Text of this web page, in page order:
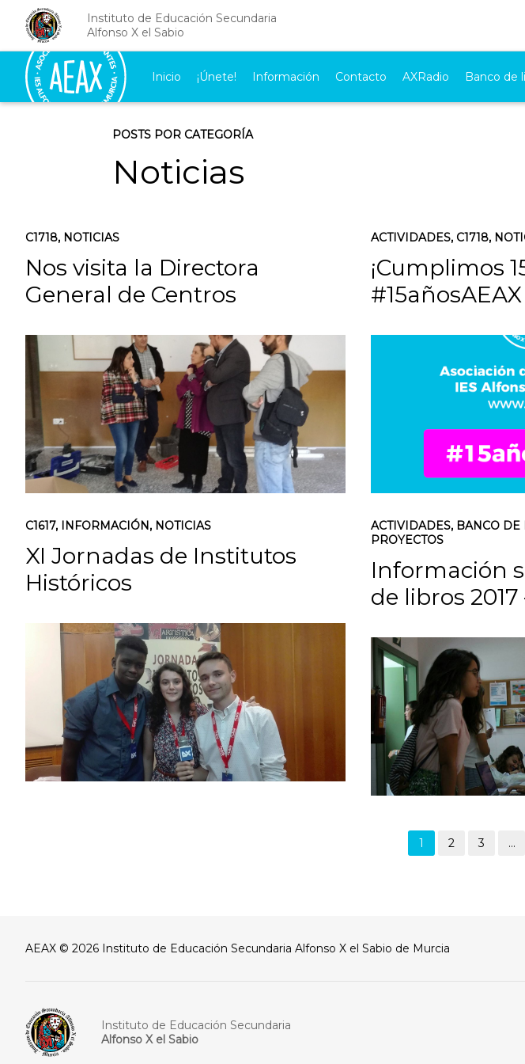
Instituto de Educación Secundaria
Alfonso X el Sabio
Inicio ¡Únete! Información Contacto AXRadio Banco de
POSTS POR CATEGORÍA
Noticias
C1718, NOTICIAS
Nos visita la Directora
General de Centros
ACTIVIDADES, C1718,
¡Cumplimos
#15añosAEAX
C1617, INFORMACIÓN, NOTICIAS
XI Jornadas de Institutos
Históricos
ACTIVIDADES, BANCO DE
PROYECTOS
Información
de libros 2017
1 2 3 …
AEAX © 2026 Instituto de Educación Secundaria Alfonso X el Sabio de Murcia
Instituto de Educación Secundaria
Alfonso X el Sabio